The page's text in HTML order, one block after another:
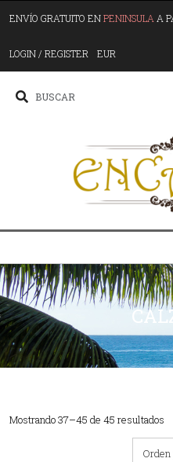
ENVÍO GRATUITO ENPENINSULA A
LOGIN / REGISTER EUR
Mostrando 37–45 de 45 resultados